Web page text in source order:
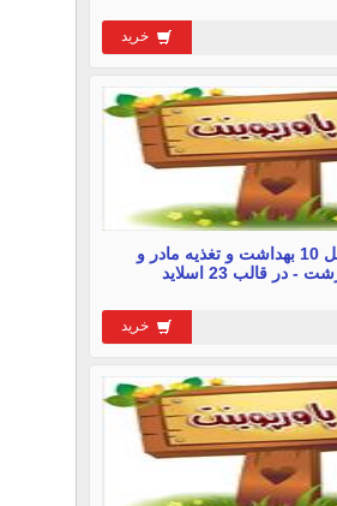
خرید
پاور پوینت فصل 10 بهداشت و تغذیه مادر و
قالب 23 اسلاید
خرید